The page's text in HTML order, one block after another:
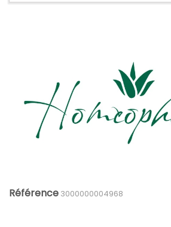
Référence 3000000004968